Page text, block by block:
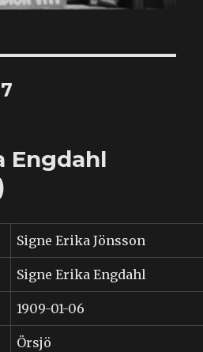
Engdahl
Signe Erika Jönsson
Signe Erika Engdahl
1909-01-06
Örsjö